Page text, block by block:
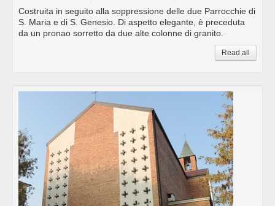
Costruita in seguito alla soppressione delle due Parrocchie di
S. Maria e di S. Genesio. Di aspetto elegante, è preceduta
da un pronao sorretto da due alte colonne di granito.
Read all